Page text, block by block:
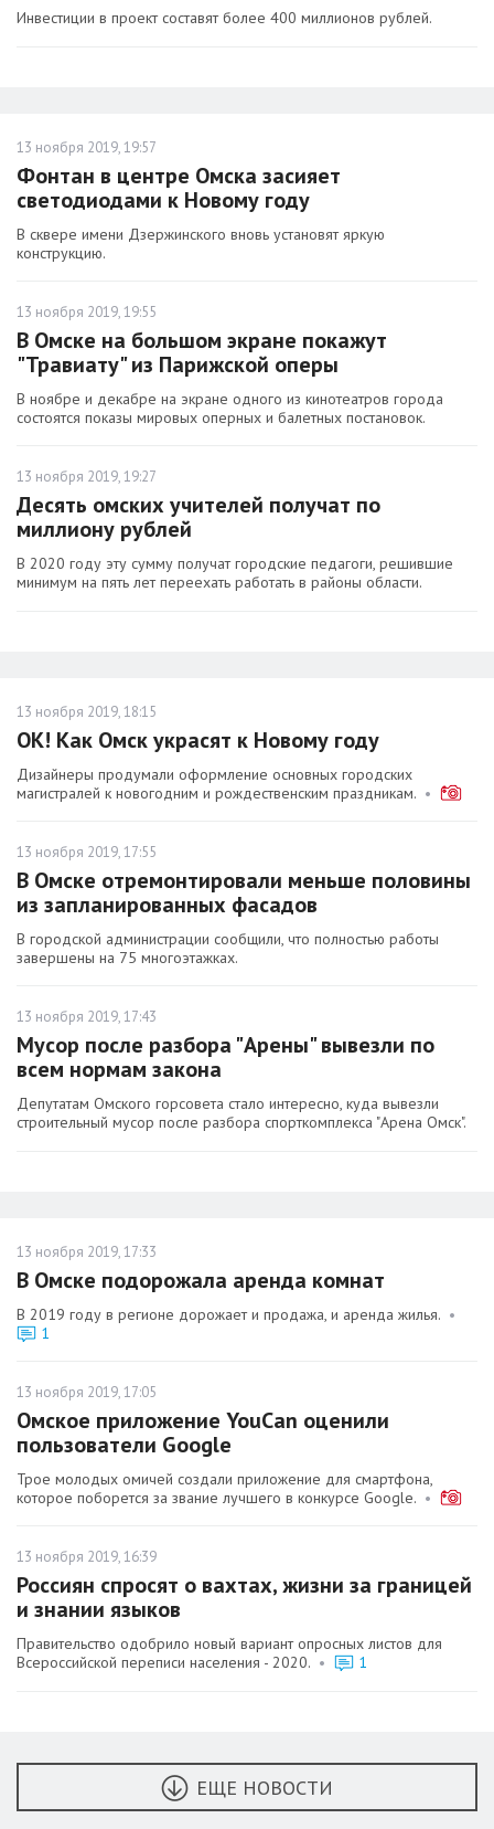
Инвестиции в проект составят более 400 миллионов рублей.
13 ноября 2019, 19:57
Фонтан в центре Омска засияет
светодиодами к Новому году
В сквере имени Дзержинского вновь установят яркую
конструкцию.
13 ноября 2019, 19:55
В Омске на большом экране покажут
"Травиату" из Парижской оперы
В ноябре и декабре на экране одного из кинотеатров города
состоятся показы мировых оперных и балетных постановок.
13 ноября 2019, 19:27
Десять омских учителей получат по
миллиону рублей
В 2020 году эту сумму получат городские педагоги, решившие
минимум на пять лет переехать работать в районы области.
13 ноября 2019, 18:15
ОК! Как Омск украсят к Новому году
Дизайнеры продумали оформление основных городских
магистралей к новогодним и рождественским праздникам. •
13 ноября 2019, 17:55
В Омске отремонтировали меньше половины
из запланированных фасадов
В городской администрации сообщили, что полностью работы
завершены на 75 многоэтажках.
13 ноября 2019, 17:43
Мусор после разбора "Арены" вывезли по
всем нормам закона
Депутатам Омского горсовета стало интересно, куда вывезли
строительный мусор после разбора спорткомплекса "Арена Омск".
13 ноября 2019, 17:33
В Омске подорожала аренда комнат
В 2019 году в регионе дорожает и продажа, и аренда жилья. •
1
13 ноября 2019, 17:05
Омское приложение YouCan оценили
пользователи Google
Трое молодых омичей создали приложение для смартфона,
которое поборется за звание лучшего в конкурсе Google. •
13 ноября 2019, 16:39
Россиян спросят о вахтах, жизни за границей
и знании языков
Правительство одобрило новый вариант опросных листов для
Всероссийской переписи населения - 2020. • 1
ЕЩЕ НОВОСТИ